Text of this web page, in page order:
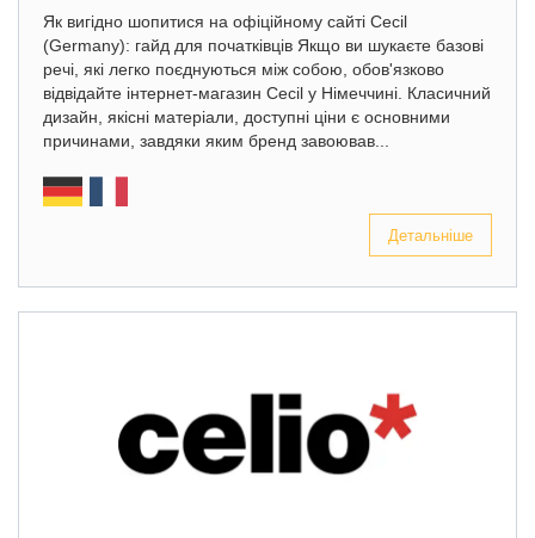
Як вигідно шопитися на офіційному сайті Cecil
(Germany): гайд для початківців Якщо ви шукаєте базові
речі, які легко поєднуються між собою, обов'язково
відвідайте інтернет-магазин Cecil у Німеччині. Класичний
дизайн, якісні матеріали, доступні ціни є основними
причинами, завдяки яким бренд завоював...
Детальніше